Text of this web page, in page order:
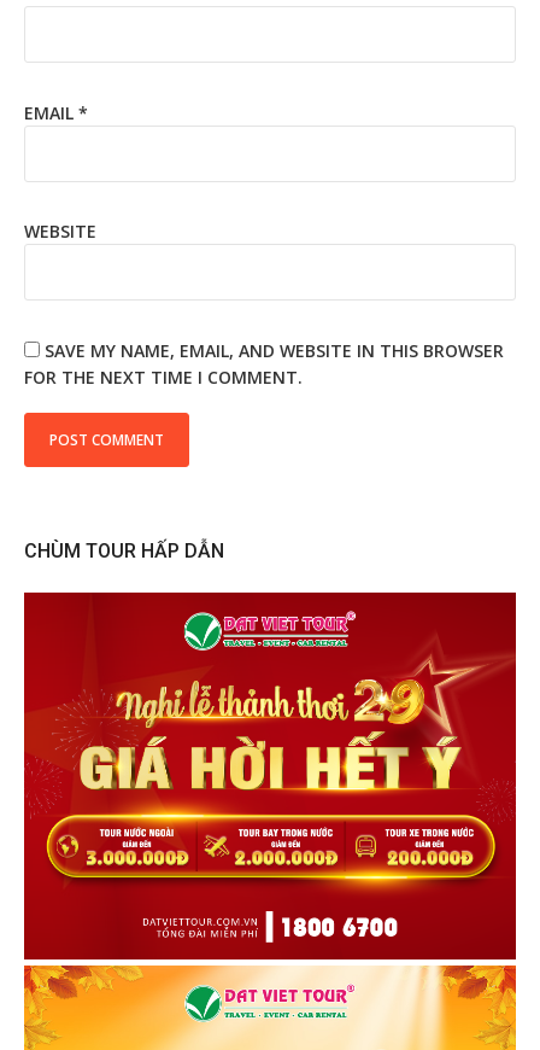
EMAIL *
WEBSITE
SAVE MY NAME, EMAIL, AND WEBSITE IN THIS BROWSER
FOR THE NEXT TIME I COMMENT.
CHÙM TOUR HẤP DẪN